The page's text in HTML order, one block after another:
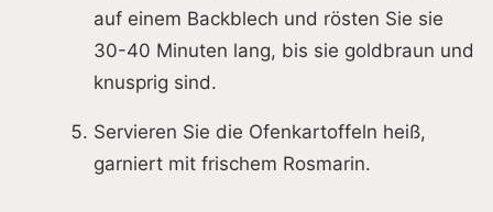
auf einem Backblech und rösten Sie sie
30-40 Minuten lang, bis sie goldbraun und
knusprig sind.
Servieren Sie die Ofenkartoffeln heiß,
garniert mit frischem Rosmarin.